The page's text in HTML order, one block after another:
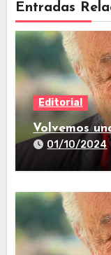
Entradas
Editorial
Volvemos
01/10/2024